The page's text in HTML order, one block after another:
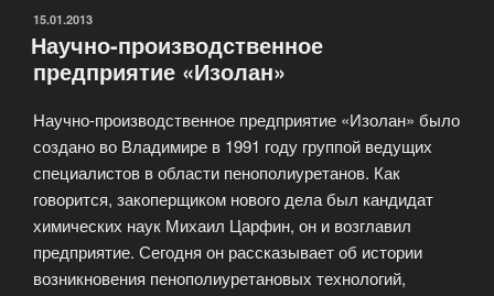
предприятие»
ОПУБЛИКОВАНО
15.01.2013
Научно-производственное
предприятие «Изолан»
Научно-производственное предприятие «Изолан» было
создано во Владимире в 1991 году группой ведущих
специалистов в области пенополиуретанов. Как
говорится, закоперщиком нового дела был кандидат
химических наук Михаил Царфин, он и возглавил
предприятие. Сегодня он рассказывает об истории
возникновения пенополиуретановых технологий,